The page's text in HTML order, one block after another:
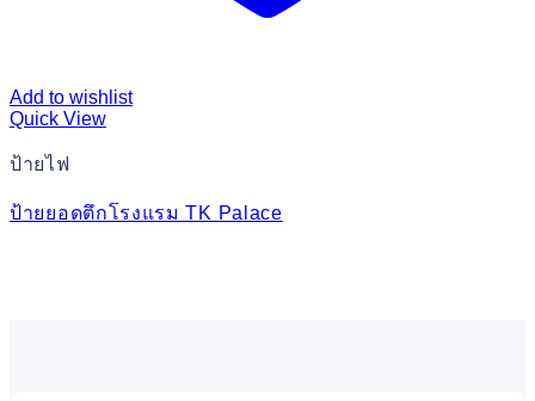
Add to wishlist
Quick View
ป้ายไฟ
ป้ายยอดตึกโรงแรม TK Palace